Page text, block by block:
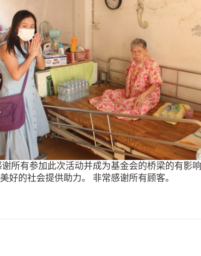
所有参加此次活动并成为基金会的桥梁的有影
好的社会提供助力。 非常感谢所有顾客。